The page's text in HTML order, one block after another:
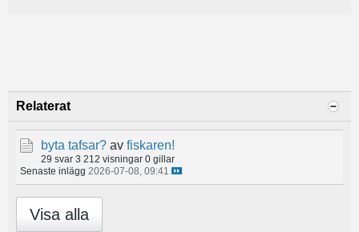
Relaterat
byta tafsar? av fiskaren!
29 svar 3 212 visningar 0 gillar
Senaste inlägg 2026-07-08, 09:41
Visa alla